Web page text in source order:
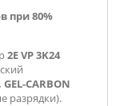
при 80%
2E VP 3K24
CARBON
разрядки).